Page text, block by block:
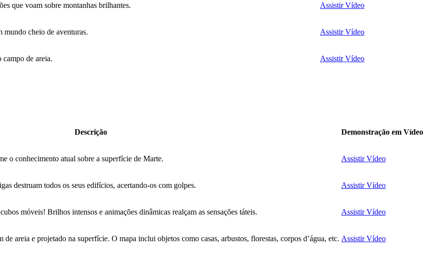
que voam sobre montanhas brilhantes. Assistir Vídeo
cheio de aventuras. Assistir Vídeo
campo de areia. Assistir Vídeo
Descrição Demonstração em Vídeo
o conhecimento atual sobre a superfície de Marte. Assistir Vídeo
destruam todos os seus edifícios, acertando-os com golpes. Assistir Vídeo
móveis! Brilhos intensos e animações dinâmicas realçam as sensações táteis. Assistir Vídeo
areia e projetado na superfície. O mapa inclui objetos como casas, arbustos, florestas, corpos d’água, etc. Assistir Vídeo